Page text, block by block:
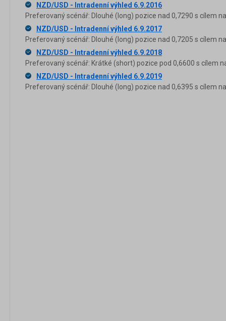
NZD/USD - Intradenní výhled 6.9.2016
Preferovaný scénář: Dlouhé (long) pozice nad 0,7290 s cílem
NZD/USD - Intradenní výhled 6.9.2017
Preferovaný scénář: Dlouhé (long) pozice nad 0,7205 s cílem
NZD/USD - Intradenní výhled 6.9.2018
Preferovaný scénář: Krátké (short) pozice pod 0,6600 s cílem
NZD/USD - Intradenní výhled 6.9.2019
Preferovaný scénář: Dlouhé (long) pozice nad 0,6395 s cílem